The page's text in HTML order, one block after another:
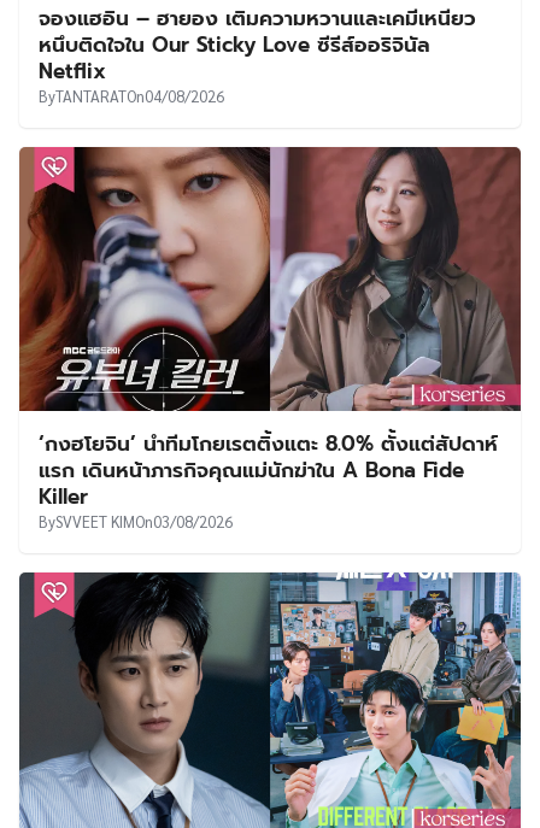
จองแฮอิน – ฮายอง เติมความหวานและเคมีเหนียว
หนึบติดใจใน Our Sticky Love ซีรีส์ออริจินัล
Netflix
ByTANTARATOn04/08/2026
‘กงฮโยจิน’ นำทีมโกยเรตติ้งแตะ 8.0% ตั้งแต่สัปดาห์
แรก เดินหน้าภารกิจคุณแม่นักฆ่าใน A Bona Fide
Killer
BySVVEET KIMOn03/08/2026